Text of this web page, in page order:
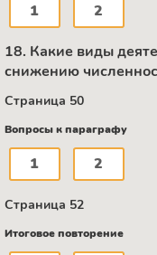
1 2
18. Какие виды
снижению
Страница 50
Вопросы к параграфу
1 2
Страница 52
Итоговое повторение